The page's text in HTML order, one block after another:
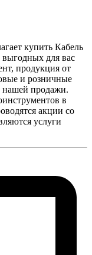
купить Кабель
выгодных для вас
продукция от
и розничные
нашей продажи.
в
акции со
услуги